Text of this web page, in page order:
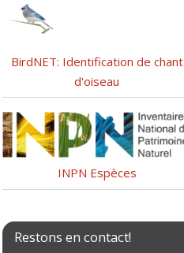
BirdNET: Identification de chant
d'oiseau
INPN Espèces
Restons en contact!